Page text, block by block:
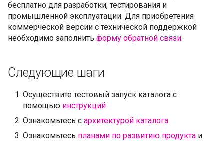
бесплатно для разработки, тестирования и
промышленной эксплуатации. Для приобретения
коммерческой версии с технической поддержкой
необходимо заполнить форму обратной связи.
Следующие шаги
Осуществите тестовый запуск каталога с
помощью инструкций
Ознакомьтесь с архитектурой каталога
Ознакомьтесь планами по развитию продукта и